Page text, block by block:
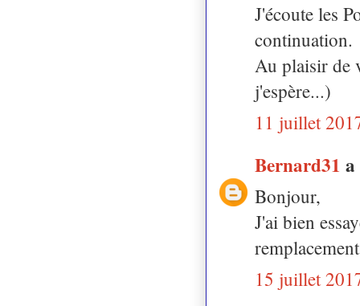
J'écoute les
continuation.
Au plaisir de
j'espère...)
11 juillet
Bernard31
Bonjour,
J'ai bien
15 juillet